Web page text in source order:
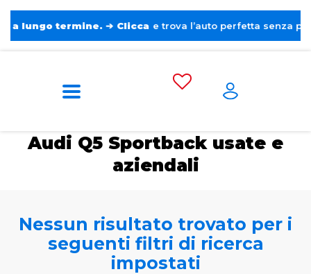
termine. ➔ Clicca e trova l’auto perfetta senza pensieri.
Audi
Audi Q5 Sportback usate e
aziendali
Nessun risultato trovato per i
seguenti filtri di ricerca
impostati